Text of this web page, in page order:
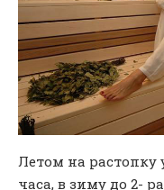
Летом на растопку
часа, в зиму до 2-